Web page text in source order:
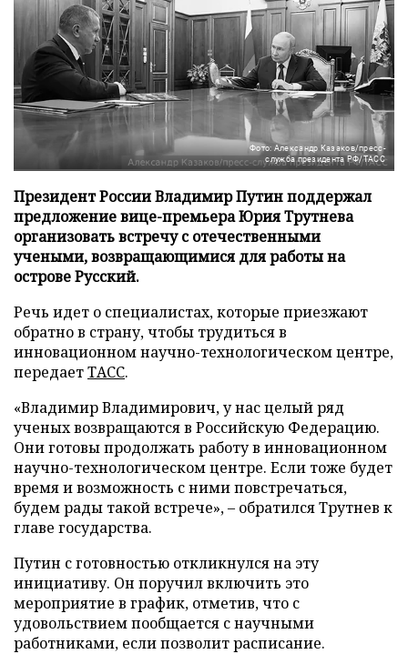
Фото: Александр Казаков/пресс-
служба президента РФ/ТАСС
Президент России Владимир Путин поддержал
предложение вице-премьера Юрия Трутнева
организовать встречу с отечественными
учеными, возвращающимися для работы на
острове Русский.
Речь идет о специалистах, которые приезжают
обратно в страну, чтобы трудиться в
инновационном научно-технологическом центре,
передаетТАСС.
«Владимир Владимирович, у нас целый ряд
ученых возвращаются в Российскую Федерацию.
Они готовы продолжать работу в инновационном
научно-технологическом центре. Если тоже будет
время и возможность с ними повстречаться,
будем рады такой встрече», – обратился Трутнев к
главе государства.
Путин с готовностью откликнулся на эту
инициативу. Он поручил включить это
мероприятие в график, отметив, что с
удовольствием пообщается с научными
работниками, если позволит расписание.